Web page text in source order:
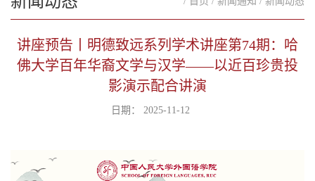
讲座预告丨明德致远系列学术讲座第74期：哈
佛大学百年华裔文学与汉学——以近百珍贵投
影演示配合讲演
日期： 2025-11-12